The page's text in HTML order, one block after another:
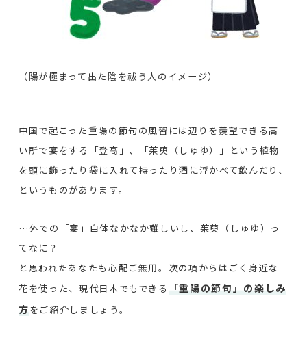
（陽が極まって出た陰を祓う人のイメージ）
中国で起こった重陽の節句の風習には辺りを羨望できる高
い所で宴をする「登高」、「茱萸（しゅゆ）」という植物
を頭に飾ったり袋に入れて持ったり酒に浮かべて飲んだり、
というものがあります。
…外での「宴」自体なかなか難しいし、茱萸（しゅゆ）っ
てなに？
と思われたあなたも心配ご無用。次の項からはごく身近な
花を使った、現代日本でもできる
「重陽の節句」の楽しみ
方をご紹介しましょう。